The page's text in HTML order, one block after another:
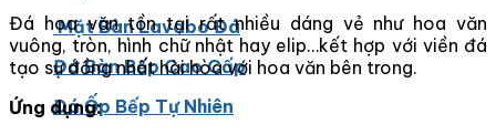
Mặt Bàn Lavabo Đá
Đá Bàn Bếp Cao Cấp
Đá Ốp Bếp Tự Nhiên
Đá hoa văn tồn tại rất nhiều dáng vẻ như hoa văn
vuông, tròn, hình chữ nhật hay elip…kết hợp với viền đá
tạo sự đồng nhất hài hòa với hoa văn bên trong.
Ứng dụng: